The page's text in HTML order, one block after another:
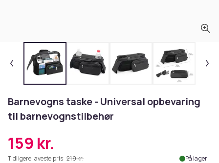
Barnevogns taske - Universal opbevaring
til barnevognstilbehør
159 kr.
Tidligere laveste pris: 219 kr. På lager